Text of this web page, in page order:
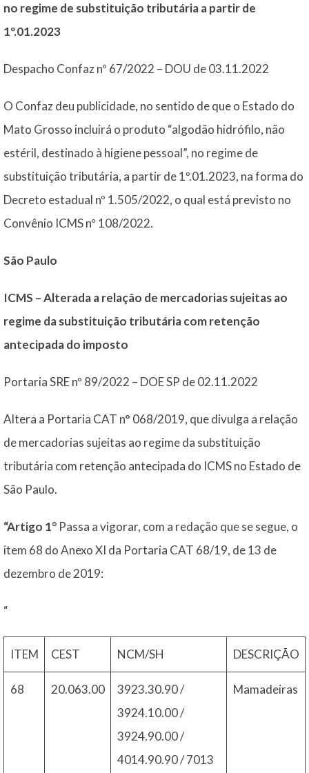
no regime de substituição tributária a partir de
1º.01.2023
Despacho Confaz nº 67/2022 – DOU de 03.11.2022
O Confaz deu publicidade, no sentido de que o Estado do
Mato Grosso incluirá o produto “algodão hidrófilo, não
estéril, destinado à higiene pessoal”, no regime de
substituição tributária, a partir de 1º.01.2023, na forma do
Decreto estadual nº 1.505/2022, o qual está previsto no
Convênio ICMS nº 108/2022.
São Paulo
ICMS – Alterada a relação de mercadorias sujeitas ao
regime da substituição tributária com retenção
antecipada do imposto
Portaria SRE nº 89/2022 – DOE SP de 02.11.2022
Altera a Portaria CAT n° 068/2019, que divulga a relação
de mercadorias sujeitas ao regime da substituição
tributária com retenção antecipada do ICMS no Estado de
São Paulo.
“Artigo 1° Passa a vigorar, com a redação que se segue, o
item 68 do Anexo XI da Portaria CAT 68/19, de 13 de
dezembro de 2019:
“
ITEM CEST NCM/SH DESCRIÇÃO
68 20.063.00
3923.30.90 /
3924.10.00 /
3924.90.00 /
4014.90.90 / 7013
Mamadeiras